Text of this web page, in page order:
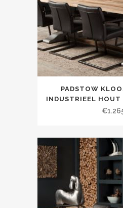
PADSTOW
INDUSTRIEEL
€